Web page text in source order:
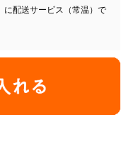
に配送サービス（常温） で